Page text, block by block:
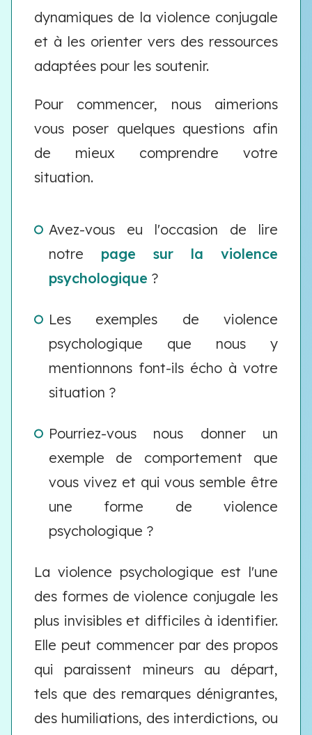
dynamiques de la violence conjugale
et à les orienter vers des ressources
adaptées pour les soutenir.
Pour commencer, nous aimerions
vous poser quelques questions afin
de mieux comprendre votre
situation.
Avez-vous eu l'occasion de lire
notre page sur la violence
psychologique ?
Les exemples de violence
psychologique que nous y
mentionnons font-ils écho à votre
situation ?
Pourriez-vous nous donner un
exemple de comportement que
vous vivez et qui vous semble être
une forme de violence
psychologique ?
La violence psychologique est l'une
des formes de violence conjugale les
plus invisibles et difficiles à identifier.
Elle peut commencer par des propos
qui paraissent mineurs au départ,
tels que des remarques dénigrantes,
des humiliations, des interdictions, ou